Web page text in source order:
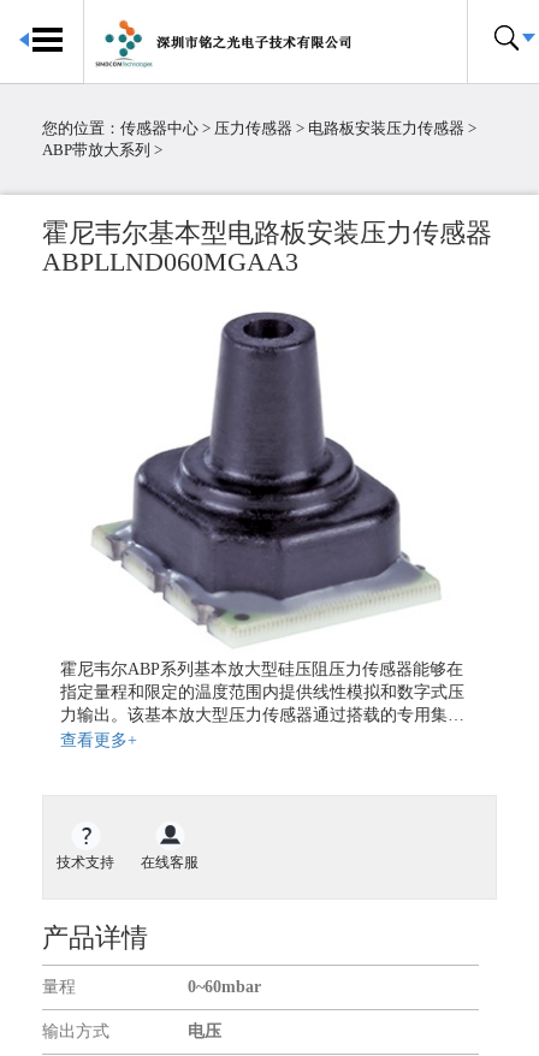
首页
倾角传感器
陀螺仪传感器
电流传感器
地磁传感器
液位传感器
扭矩传感器
无线通信模块
GPS模块
关于我们
合作伙伴
您的位置： 传感器中心 > 压力传感器 > 电路板安装压力传感器 >
ABP带放大系列 >
霍尼韦尔基本型电路板安装压力传感器
ABPLLND060MGAA3
霍尼韦尔ABP系列基本放大型硅压阻压力传感器能够在
指定量程和限定的温度范围内提供线性模拟和数字式压
力输出。该基本放大型压力传感器通过搭载的专用集成
电路对零点、灵敏度和非线性进行了校准和温度补偿，
蚀和非离子型气体(空气或其他干燥气体)表压进行测量，
测量值与参考大气压有关且输出成比例。
查看更多+
技术支持 在线客服
产品详情
量程 0~60mbar
输出方式 电压